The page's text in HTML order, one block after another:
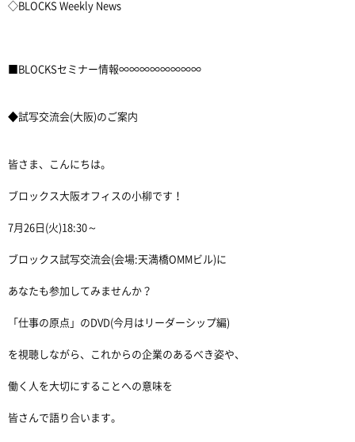
◇BLOCKS Weekly News
■BLOCKSセミナー情報∞∞∞∞∞∞∞∞
◆試写交流会(大阪)のご案内
皆さま、こんにちは。
ブロックス大阪オフィスの小柳です！
7月26日(火)18:30～
ブロックス試写交流会(会場:天満橋OMMビル)に
あなたも参加してみませんか？
「仕事の原点」のDVD(今月はリーダーシップ編)
を視聴しながら、これからの企業のあるべき姿や、
働く人を大切にすることへの意味を
皆さんで語り合います。